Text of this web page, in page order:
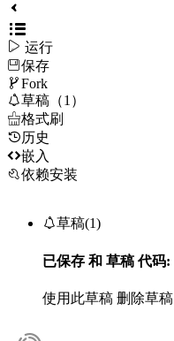
 运行
保存
Fork
草稿（1）
格式刷
历史
嵌入
依赖安装
草稿(1)
已保存 和 草稿代码:
使用此草稿 删除草稿